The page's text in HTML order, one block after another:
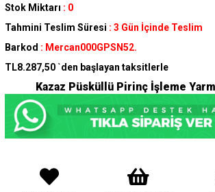
Stok Miktarı : 0
Tahmini Teslim Süresi : 3 Gün İçinde Teslim
Barkod : Mercan000GPSN52.
TL8.287,50 `den başlayan taksitlerle
Kazaz Püsküllü Pirinç İşleme